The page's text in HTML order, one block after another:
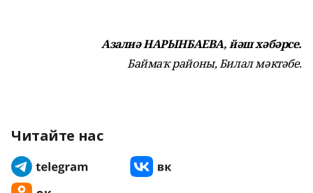
Азалиә НАРЫНБАЕВА, йәш хәбәрсе.
Баймаҡ районы, Билал мәктәбе.
Читайте нас